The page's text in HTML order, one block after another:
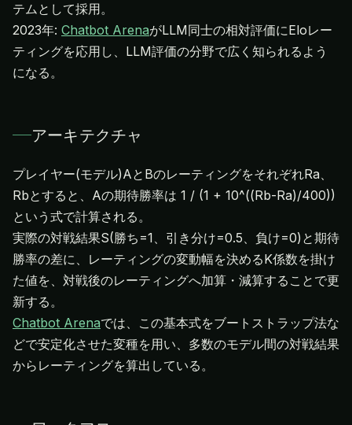
テムとして採用。
2023年: Chatbot ArenaがLLM同士の相対評価にEloレー
ティングを応用し、LLM評価の分野で広く知られるよう
になる。
アーキテクチャ
プレイヤー(モデル)AとBのレーティングをそれぞれRa、
Rbとすると、Aの期待勝率は 1 / (1 + 10^((Rb-Ra)/400))
という式で計算される。
実際の対戦結果S(勝ち=1、引き分け=0.5、負け=0)と期待
勝率の差に、レーティングの変動幅を決めるK係数を掛け
た値を、対戦後のレーティングへ加算・減算することで更
Chatbot Arenaでは、この基本式をブートストラップ法な
どで安定化させた変種を用い、多数のモデル間の対戦結果
からレーティングを算出している。